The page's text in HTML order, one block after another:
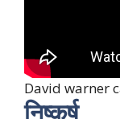
David warner
निष्कर्ष